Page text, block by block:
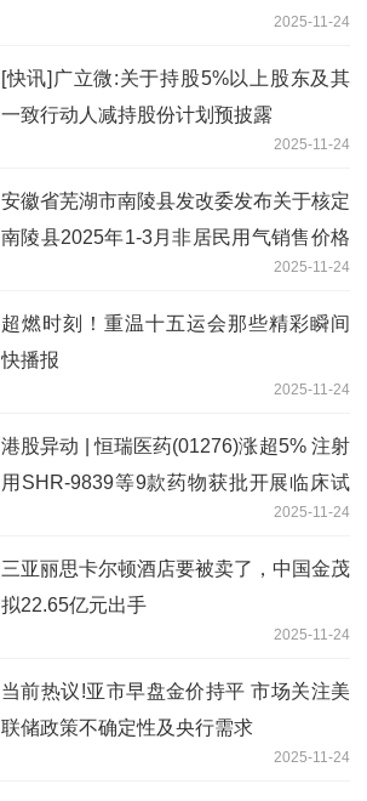
2025-11-24
[快讯]广立微:关于持股5%以上股东及其
一致行动人减持股份计划预披露
2025-11-24
安徽省芜湖市南陵县发改委发布关于核定
南陵县2025年1-3月非居民用气销售价格
2025-11-24
超燃时刻！重温十五运会那些精彩瞬间
快播报
2025-11-24
港股异动 | 恒瑞医药(01276)涨超5% 注射
用SHR-9839等9款药物获批开展临床试
2025-11-24
三亚丽思卡尔顿酒店要被卖了，中国金茂
拟22.65亿元出手
2025-11-24
当前热议!亚市早盘金价持平 市场关注美
联储政策不确定性及央行需求
2025-11-24